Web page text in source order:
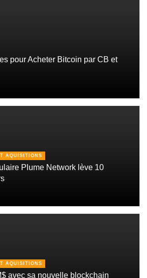
pour Acheter Bitcoin par CB et
AQUISITIONS
Plume Network lève 10
AQUISITIONS
avec sa nouvelle blockchain